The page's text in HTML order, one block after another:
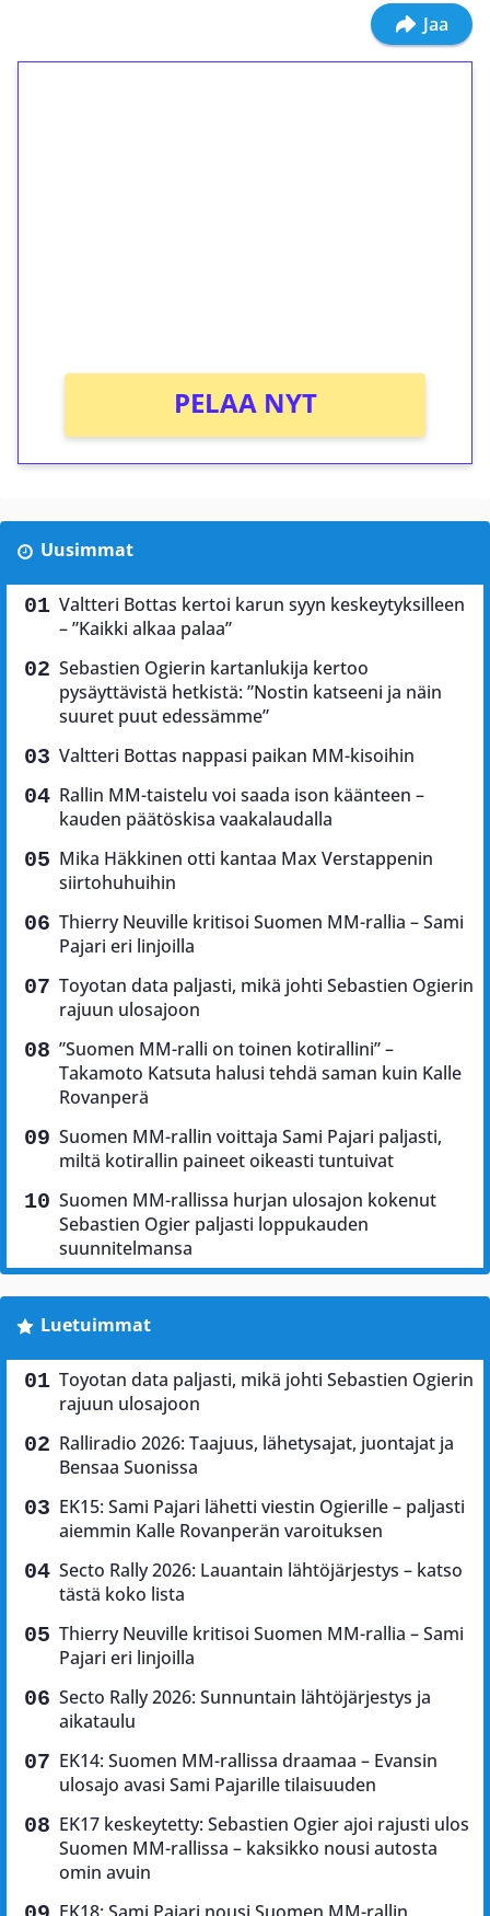
Jaa
PELAA NYT
Uusimmat
Valtteri Bottas kertoi karun syyn keskeytyksilleen
– ”Kaikki alkaa palaa”
Sebastien Ogierin kartanlukija kertoo
pysäyttävistä hetkistä: ”Nostin katseeni ja näin
suuret puut edessämme”
Valtteri Bottas nappasi paikan MM-kisoihin
Rallin MM-taistelu voi saada ison käänteen –
kauden päätöskisa vaakalaudalla
Mika Häkkinen otti kantaa Max Verstappenin
siirtohuhuihin
Thierry Neuville kritisoi Suomen MM-rallia – Sami
Pajari eri linjoilla
Toyotan data paljasti, mikä johti Sebastien Ogierin
rajuun ulosajoon
”Suomen MM-ralli on toinen kotirallini” –
Takamoto Katsuta halusi tehdä saman kuin Kalle
Rovanperä
Suomen MM-rallin voittaja Sami Pajari paljasti,
miltä kotirallin paineet oikeasti tuntuivat
Suomen MM-rallissa hurjan ulosajon kokenut
Sebastien Ogier paljasti loppukauden
suunnitelmansa
Luetuimmat
Toyotan data paljasti, mikä johti Sebastien Ogierin
rajuun ulosajoon
Ralliradio 2026: Taajuus, lähetysajat, juontajat ja
Bensaa Suonissa
EK15: Sami Pajari lähetti viestin Ogierille – paljasti
aiemmin Kalle Rovanperän varoituksen
Secto Rally 2026: Lauantain lähtöjärjestys – katso
tästä koko lista
Thierry Neuville kritisoi Suomen MM-rallia – Sami
Pajari eri linjoilla
Secto Rally 2026: Sunnuntain lähtöjärjestys ja
aikataulu
EK14: Suomen MM-rallissa draamaa – Evansin
ulosajo avasi Sami Pajarille tilaisuuden
EK17 keskeytetty: Sebastien Ogier ajoi rajusti ulos
Suomen MM-rallissa – kaksikko nousi autosta
omin avuin